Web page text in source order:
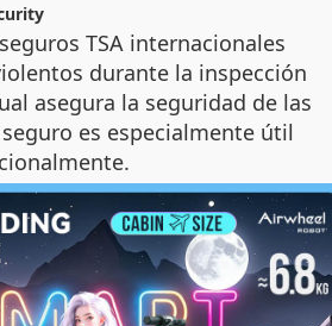
TSA internacionales
durante la inspección
asegura la seguridad de las
es especialmente útil